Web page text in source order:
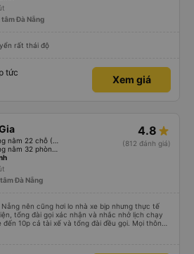
có một vài bất tiện nhỏ, tôi đã có trải nghiệm
là dịch vụ xe buýt tốt nhất mà tôi từng sử
thoải mái và yên tĩnh tạo nên sự khác biệt
tâm Đà Nẵng
rất thái độ
tức
Xem giá
4.8
(812 đánh giá)
Đà Nẵng
nên cũng hơi lo nhà xe bịp nhưng thực tế
10p cả tài xế và tổng đài đều gọi. Mọi thông
thoại tài xế đều trùng khớp trong email nhận